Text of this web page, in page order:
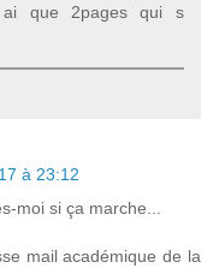
que 2pages qui s
à 23:12
moi si ça marche...
mail académique de la